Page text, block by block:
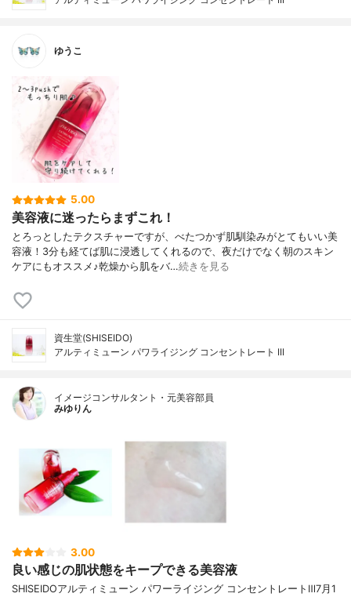
ゆうこ
5.00
美容液に迷ったらまずこれ！
とろっとしたテクスチャーですが、べたつかず肌馴染みがとてもいい美
容液！3分も経てば肌に浸透してくれるので、夜だけでなく朝のスキン
ケアにもオススメ♪乾燥から肌をバ…続きを見る
資生堂(SHISEIDO)
アルティミューン パワライジング コンセントレート III
イメージコンサルタント・元美容部員
みゆりん
3.00
良い感じの肌状態をキープできる美容液
SHISEIDOアルティミューン パワーライジング コンセントレートⅢ7月1